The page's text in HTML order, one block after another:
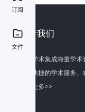
订阅
文件
关于我们
百度学术集成海量学
全面快捷的学术服务
了解更多>>